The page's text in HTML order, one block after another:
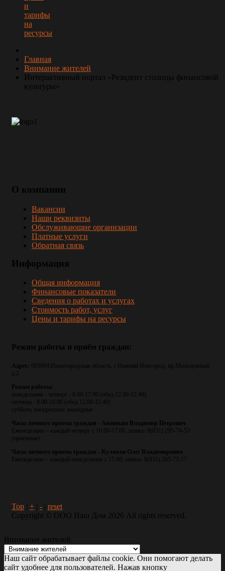
и
тарифы
на
ресурсы
Главная
Внимание жителей
Интерактивный портал «Резидент столицы финансовой
культуры»
О компании
Вакансии
Наши реквизиты
Обслуживающие организации
Платные услуги
Обратная связь
Информация
Общая информация
Финансовые показатели
Сведения о работах и услугах
Стоимость работ, услуг
Цены и тарифы на ресурсы
Режим работы и приём граждан:
Адрес:
603004,Нижегородская область, г.Нижний Новгород, пр.Молодежный
д.2
Режим работы:
понедельник - четверг - 8.00-17.00 (обед 12.00-12.48)
пятница - 8.00-16.00 (обед 12.00-12.48)
суббота, воскресенье: выходные
Часы личного приема граждан - Аношкин Владимир Петрович
Еженедельно – каждый четверг с 16.00-17.00, запись: 8(831) 295-74-53
(приемная)
Часы личного приема граждан - Куликов Олег Владимирович
Еженедельно – каждый понедельник с 15.00, запись: 8(831) 295-73-17
Top + -
reset
Copyright © ООО Наш Дом 2026 All rights reserved.
Внимание жителей
Наш сайт обрабатывает файлы cookie. Они помогают делать
сайт удобнее для пользователей. Нажав кнопку